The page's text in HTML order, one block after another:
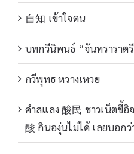
自知 เข้าใจตน
บทกวีนิพนธ์ “จันทราราต
กวีพุทธ หวางเหวย
คำสแลง 酸民 ชาวเน็ตขี้
酸 กินองุ่นไม่ได้ เลยบอก